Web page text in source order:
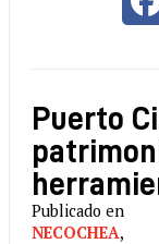
Puerto
Publicado en
NECOCHEA,